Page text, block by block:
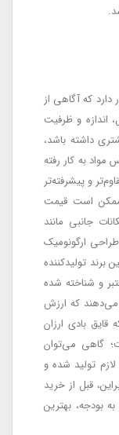
که آگاهی از
اندازه و ظرفیت
داشته باشد،
به کار رفته
و پیشرفته‌تر
ممکن است قیمت
جانبی مانند
ارگونومیک
برند تولیدکننده
و شناخته شده
می‌دهند که ارزش
قایق بادی ارزان
گاهی می‌توان
تولید شده و
قبل از خرید
بودجه، بهترین